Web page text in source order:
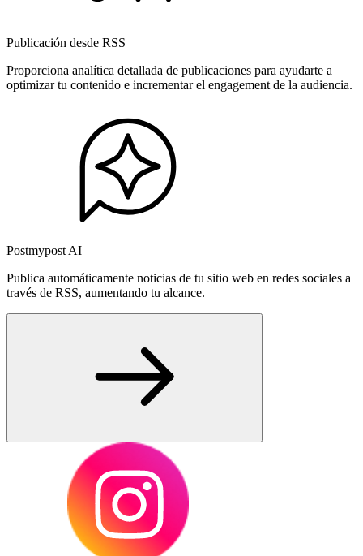
Publicación desde RSS
Proporciona analítica detallada de publicaciones para ayudarte a
optimizar tu contenido e incrementar el engagement de la audiencia.
Postmypost AI
Publica automáticamente noticias de tu sitio web en redes sociales a
través de RSS, aumentando tu alcance.